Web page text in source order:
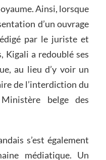
Ainsi, lorsque
d’un ouvrage
par le juriste et
Kigali a redoublé ses
au lieu d’y voir un
de l’interdiction du
belge des
s’est également
médiatique. Un